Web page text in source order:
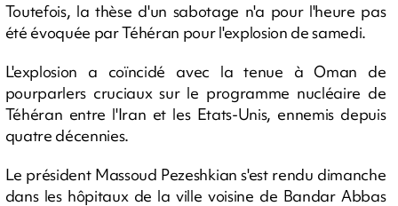
Toutefois, la thèse d'un sabotage n'a pour l'heure pas
été évoquée par Téhéran pour l'explosion de samedi.
L'explosion a coïncidé avec la tenue à Oman de
pourparlers cruciaux sur le programme nucléaire de
Téhéran entre l'Iran et les Etats-Unis, ennemis depuis
quatre décennies.
Le président Massoud Pezeshkian s'est rendu dimanche
dans les hôpitaux de la ville voisine de Bandar Abbas